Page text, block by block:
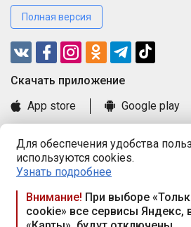
Для обеспечения удобства
используются cookies.
Узнать подробнее
Внимание! При выборе
cookie» все сервисы Яндекс,
Полная версия
Cкачать приложение
App store
Google play
Книга замечаний и предложений
Правила и документы
Praca.by © 2000—2026, ООО «ПРАЦА
Республика Беларусь, 220114, г.
117а, пом. № 9.